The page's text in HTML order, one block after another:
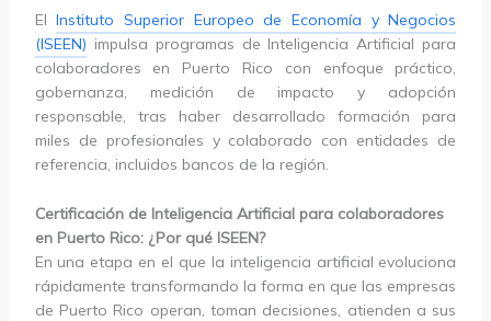
ElInstituto Superior Europeo de Economía y Negocios
(ISEEN) impulsa programas de Inteligencia Artificial para
colaboradores en Puerto Rico con enfoque práctico,
gobernanza, medición de impacto y adopción
responsable, tras haber desarrollado formación para
miles de profesionales y colaborado con entidades de
referencia, incluidos bancos de la región.
Certificación de Inteligencia Artificial para colaboradores
en Puerto Rico: ¿Por qué ISEEN?
En una etapa en el que la inteligencia artificial evoluciona
rápidamente transformando la forma en que las empresas
de Puerto Rico operan, toman decisiones, atienden a sus